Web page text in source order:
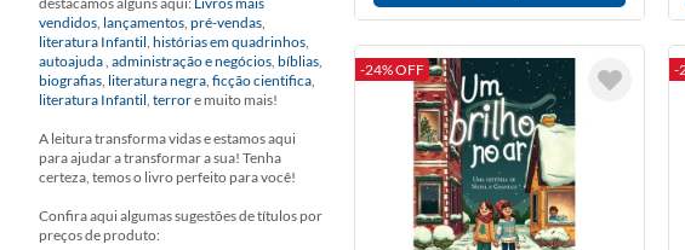
vendidos, lançamentos, pré-vendas,
literatura Infantil, histórias em quadrinhos,
autoajuda, administração e negócios, bíblias,
biografias, literatura negra, ficção cientifica,
literatura Infantil, terrore muito mais!
A leitura transforma vidas e estamos aqui
para ajudar a transformar a sua! Tenha
certeza, temos o livro perfeito para você!
Confira aqui algumas sugestões de títulos por
preços de produto:
-24% OFF -